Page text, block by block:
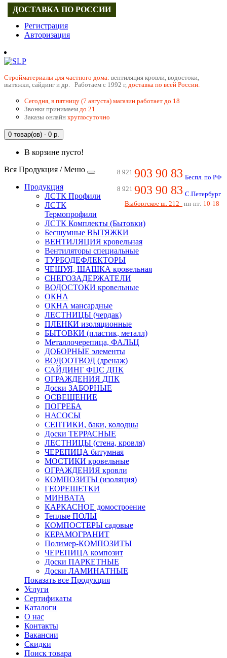
Регистрация
Авторизация
Cтройматериалы для частного дома: вентиляция кровли, водостоки,
вытяжки, сайдинг и др. Работаем с 1992 г, доставка по всей России.
Сегодня, в пятницу (7 августа) магазин работает до 18
Звонки принимаем до 21
Заказы онлайн круглосуточно
0 товар(ов) - 0 р.
В корзине пусто!
8 921 903 90 83 Беспл. по РФ
8 921 903 90 83 С.Петербург
Выборгское ш. 212
пн-пт: 10-18
Вся Продукция / Меню
Продукция
ЛСТК Профили
ЛСТК
Термопрофили
ЛСТК Комплекты (Бытовки)
Бесшумные ВЫТЯЖКИ
ВЕНТИЛЯЦИЯ кровельная
Вентиляторы специальные
ТУРБОДЕФЛЕКТОРЫ
ЧЕШУЯ, ШАШКА кровельная
СНЕГОЗАДЕРЖАТЕЛИ
ВОДОСТОКИ кровельные
ОКНА
ОКНА мансардные
ЛЕСТНИЦЫ (чердак)
ПЛЕНКИ изоляционные
БЫТОВКИ (пластик, металл)
Металлочерепица, ФАЛЬЦ
ДОБОРНЫЕ элементы
ВОДООТВОД (дренаж)
САЙДИНГ ФЦС ДПК
ОГРАЖДЕНИЯ ДПК
Доски ЗАБОРНЫЕ
ОСВЕЩЕНИЕ
ПОГРЕБА
НАСОСЫ
СЕПТИКИ, баки, колодцы
Доски ТЕРРАСНЫЕ
ЛЕСТНИЦЫ (стена, кровля)
ЧЕРЕПИЦА битумная
МОСТИКИ кровельные
ОГРАЖДЕНИЯ кровли
КОМПОЗИТЫ (изоляция)
ГЕОРЕШЕТКИ
МИНВАТА
КАРКАСНОЕ домостроение
Теплые ПОЛЫ
КОМПОСТЕРЫ садовые
КЕРАМОГРАНИТ
Полимер-КОМПОЗИТЫ
ЧЕРЕПИЦА композит
Доски ПАРКЕТНЫЕ
Доски ЛАМИНАТНЫЕ
Показать все Продукция
Услуги
Сертификаты
Каталоги
О нас
Контакты
Вакансии
Скидки
Поиск товара
ДОСТАВКА ПО РОССИИ